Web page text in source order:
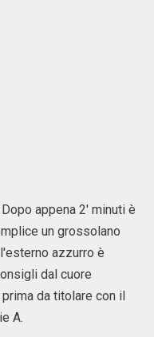
appena 2' minuti è
un grossolano
azzurro è
dal cuore
da titolare con il
A.